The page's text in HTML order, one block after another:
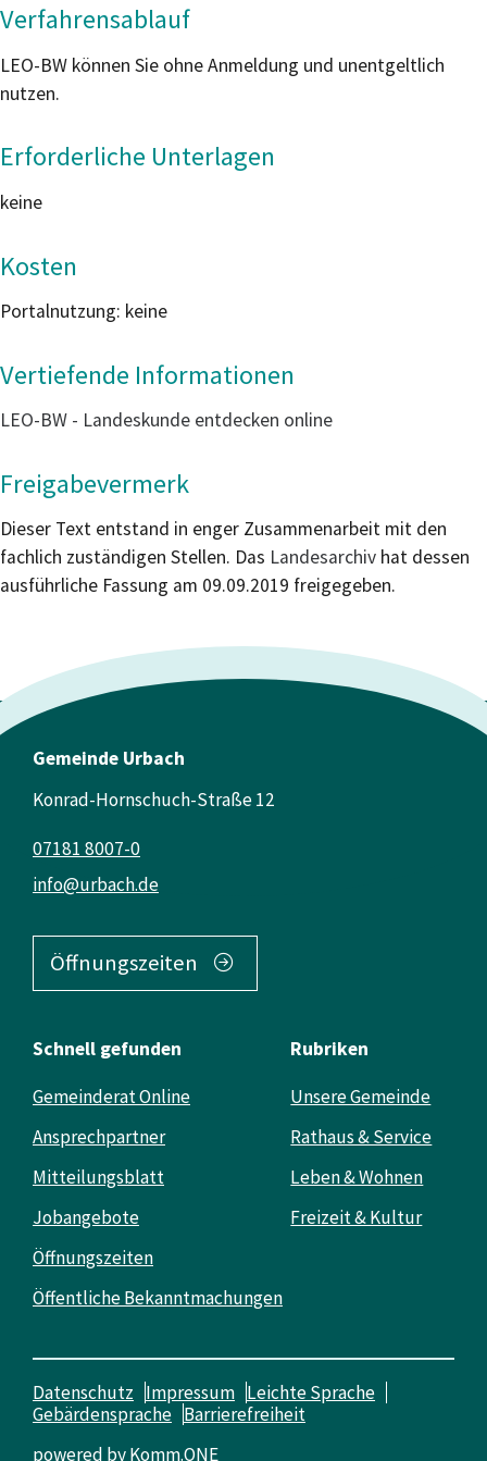
Verfahrensablauf
LEO-BW können Sie ohne Anmeldung und unentgeltlich
nutzen.
Erforderliche Unterlagen
keine
Kosten
Portalnutzung: keine
Vertiefende Informationen
LEO-BW - Landeskunde entdecken online
Freigabevermerk
Dieser Text entstand in enger Zusammenarbeit mit den
fachlich zuständigen Stellen. Das Landesarchiv hat dessen
ausführliche Fassung am 09.09.2019 freigegeben.
Gemeinde Urbach
Konrad-Hornschuch-Straße 12
info@urbach.de
07181 8007-0
Öffnungszeiten
Schnell gefunden
Gemeinderat Online
Ansprechpartner
Mitteilungsblatt
Jobangebote
Öffnungszeiten
Öffentliche Bekanntmachungen
Rubriken
Unsere Gemeinde
Rathaus & Service
Leben & Wohnen
Freizeit & Kultur
Datenschutz Impressum Leichte Sprache
Gebärdensprache Barrierefreiheit
powered byKomm.ONE